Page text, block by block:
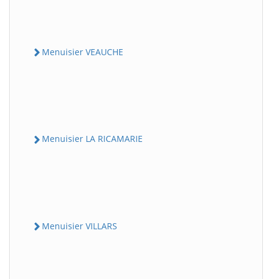
Menuisier VEAUCHE
Menuisier LA RICAMARIE
Menuisier VILLARS